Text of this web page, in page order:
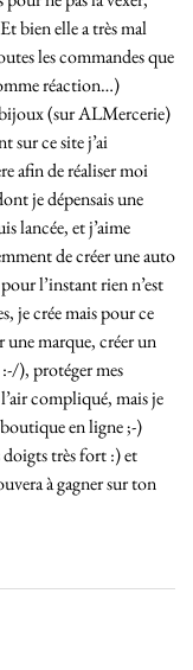
bien elle a très mal
les commandes que
réaction…)
(sur ALMercerie)
sur ce site j’ai
afin de réaliser moi
je dépensais une
lancée, et j’aime
de créer une auto
l’instant rien n’est
je crée mais pour ce
une marque, créer un
), protéger mes
compliqué, mais je
en ligne ;-)
doigts très fort :) et
à gagner sur ton